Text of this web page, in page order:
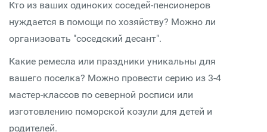
Кто из ваших одиноких соседей-пенсионеров
нуждается в помощи по хозяйству? Можно ли
организовать "соседский десант".
Какие ремесла или праздники уникальны для
вашего поселка? Можно провести серию из 3-4
мастер-классов по северной росписи или
изготовлению поморской козули для детей и
родителей.